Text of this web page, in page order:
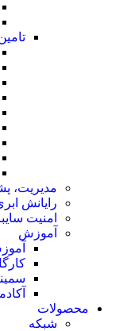
مدیریت،
رایانش
امنیت
آموزش
محصولات
شبکه